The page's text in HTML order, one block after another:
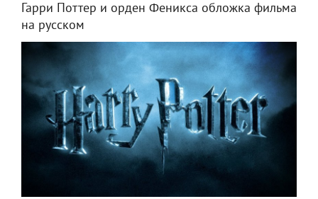
Гарри Поттер и орден Феникса обложка фильма
на русском